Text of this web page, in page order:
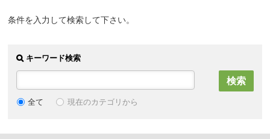
条件を入力して検索して下さい。
キーワード検索
全て 現在のカテゴリから